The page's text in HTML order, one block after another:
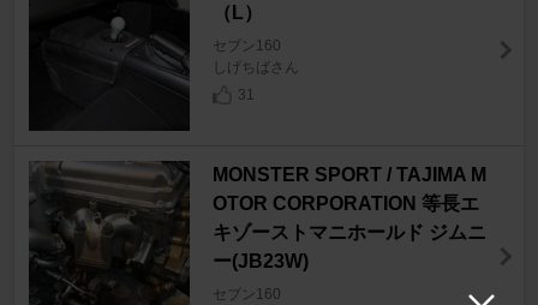
（L）
セブン160
しげちばさん
31
MONSTER SPORT / TAJIMA M
OTOR CORPORATION 等長エ
キゾーストマニホールド ジムニ
ー(JB23W)
セブン160